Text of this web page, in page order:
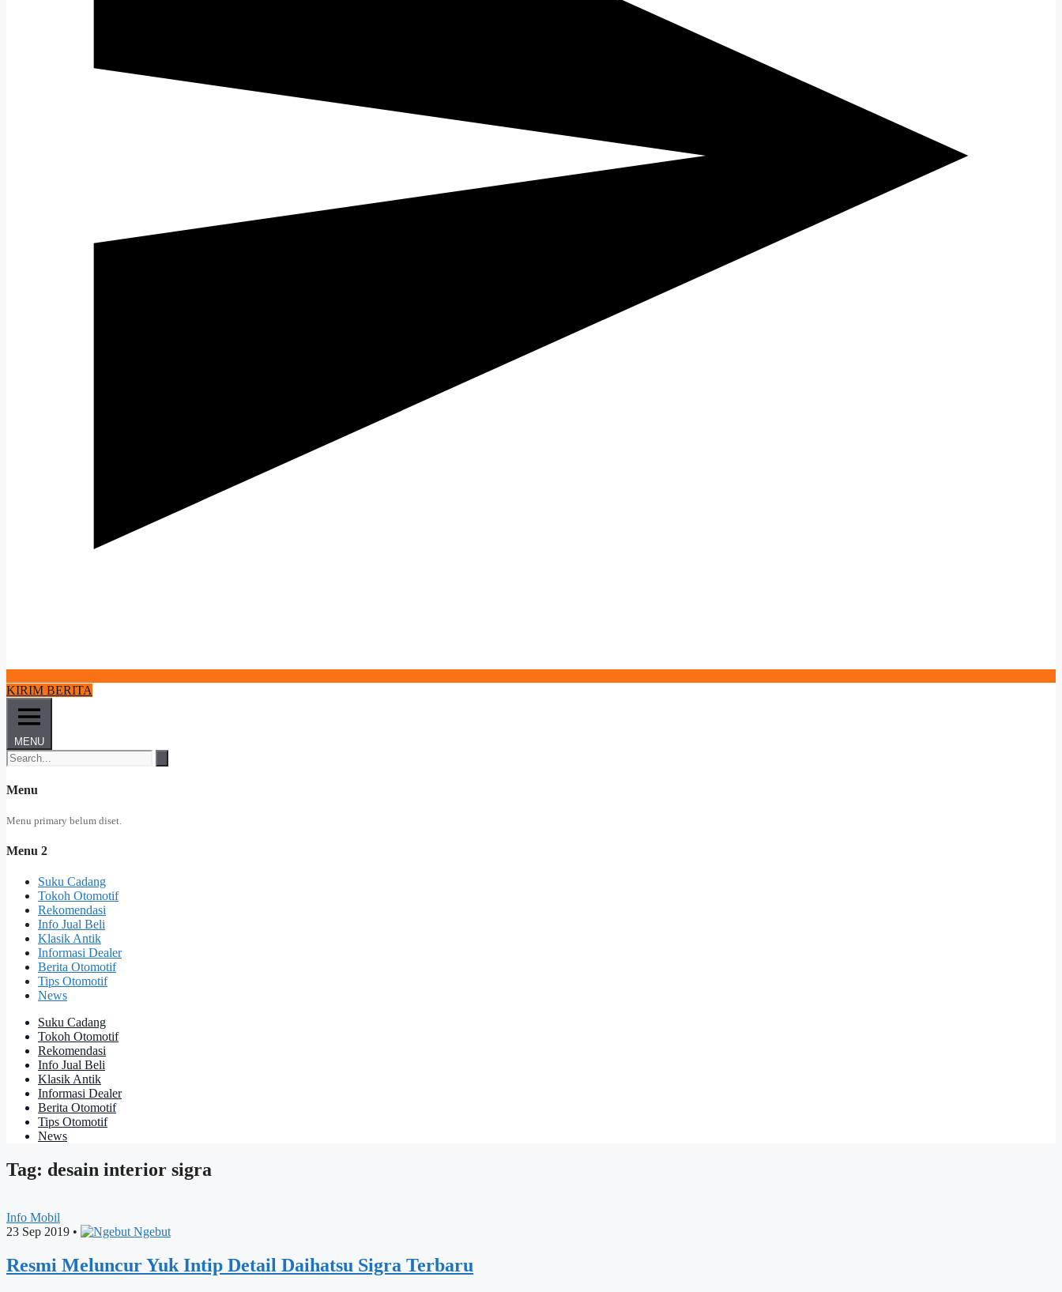
KIRIM BERITA
MENU
Menu
Menu primary belum diset.
Menu 2
Suku Cadang
Tokoh Otomotif
Rekomendasi
Info Jual Beli
Klasik Antik
Informasi Dealer
Berita Otomotif
Tips Otomotif
News
Suku Cadang
Tokoh Otomotif
Rekomendasi
Info Jual Beli
Klasik Antik
Informasi Dealer
Berita Otomotif
Tips Otomotif
News
Tag: desain interior sigra
Info Mobil
23 Sep 2019 • Ngebut
Resmi Meluncur Yuk Intip Detail Daihatsu Sigra Terbaru